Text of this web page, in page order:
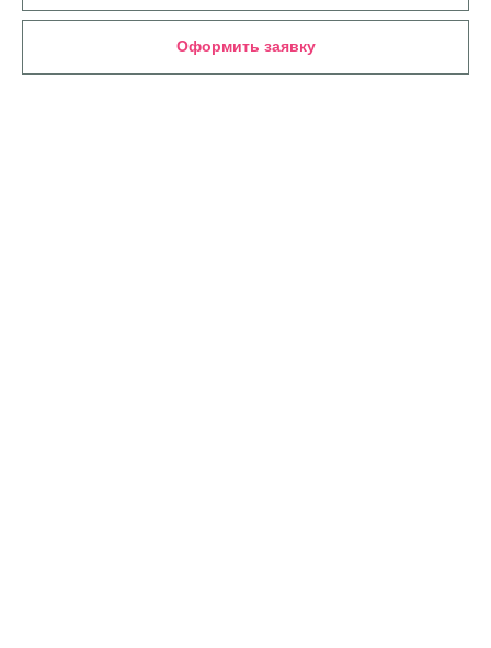
Оформить заявку